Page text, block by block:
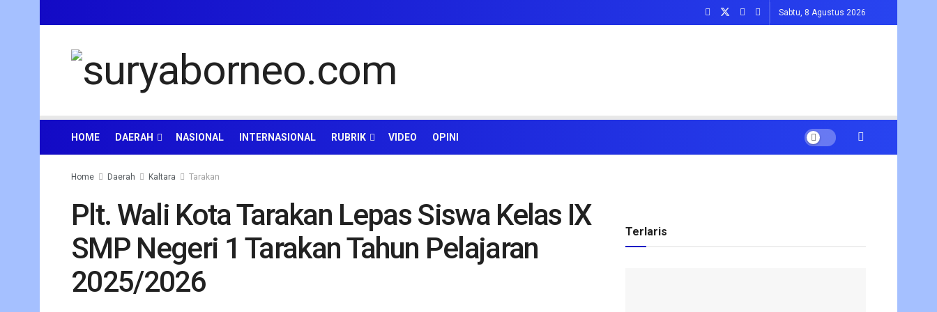
Sabtu, 8 Agustus 2026
HOME DAERAH NASIONAL INTERNASIONAL RUBRIK VIDEO OPINI
Home Daerah Kaltara Tarakan
Plt. Wali Kota Tarakan Lepas Siswa Kelas IX
SMP Negeri 1 Tarakan Tahun Pelajaran
2025/2026
Terlaris